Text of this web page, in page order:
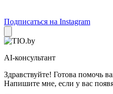
Подписаться на Instagram
AI-консультант
Здравствуйте! Готова помочь
Напишите мне, если у вас